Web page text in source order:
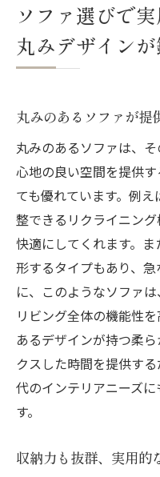
ソファ選びで
丸みデザイン
丸みのあるソファが提
丸みのあるソファは、
心地の良い空間を提供
ても優れています。例
整できるリクライニン
快適にしてくれます。
形するタイプもあり、
に、このようなソファ
リビング全体の機能性
あるデザインが持つ柔
クスした時間を提供す
代のインテリアニーズ
す。
収納力も抜群、実用的